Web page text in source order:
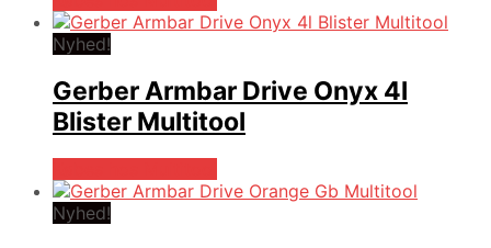
Nyhed!
Gerber Armbar Drive Onyx 4l
Blister Multitool
Nyhed!